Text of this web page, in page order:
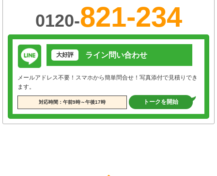
0120-821-234
大好評 ライン問い合わせ
メールアドレス不要！スマホから簡単問合せ！写真添付で見積りでき
ます。
対応時間：午前9時～午後17時 トークを開始